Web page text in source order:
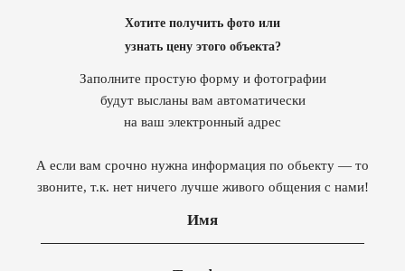
Хотите получить фото или
узнать цену этого объекта?
Заполните простую форму и фотографии
будут высланы вам автоматически
на ваш электронный адрес
А если вам срочно нужна информация по обьекту — то
звоните, т.к. нет ничего лучше живого общения с нами!